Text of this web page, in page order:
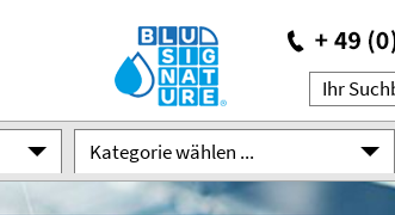
Kategorie wählen ...